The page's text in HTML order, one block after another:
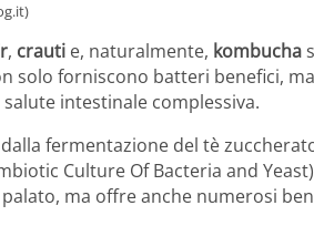
, crauti e, naturalmente, kombucha
solo forniscono batteri benefici,
intestinale complessiva.
fermentazione del tè
Culture Of Bacteria and
ma offre anche numerosi